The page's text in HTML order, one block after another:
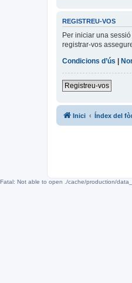
REGISTREU-VOS
Per iniciar una
registrar-vos
Condicions d’ús |
Registreu-vos
Inici Índex del
Fatal: Not able to open ./cache/production/